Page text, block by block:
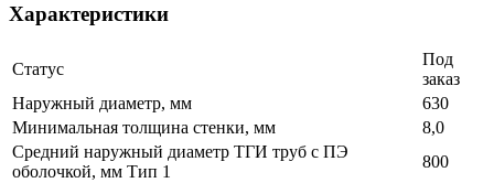
Характеристики
Статус
Под
заказ
Наружный диаметр, мм
630
Минимальная толщина стенки, мм
8,0
Средний наружный диаметр ТГИ труб с ПЭ
оболочкой, мм Тип 1
800